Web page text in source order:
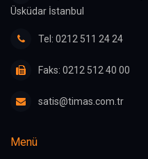
Üsküdar İstanbul
Tel: 0212 511 24 24
Faks: 0212 512 40 00
satis@timas.com.tr
Menü